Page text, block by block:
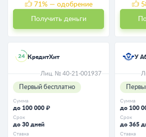
71 % — одобрение
Получить деньги
КредитХит
Лиц. № 40-21-001937
Первый бесплатно
Сумма
до 100 000 ₽
Срок
до 30 дней
Ставка
У
Сумма
до 100
Срок
до 365
Ставка